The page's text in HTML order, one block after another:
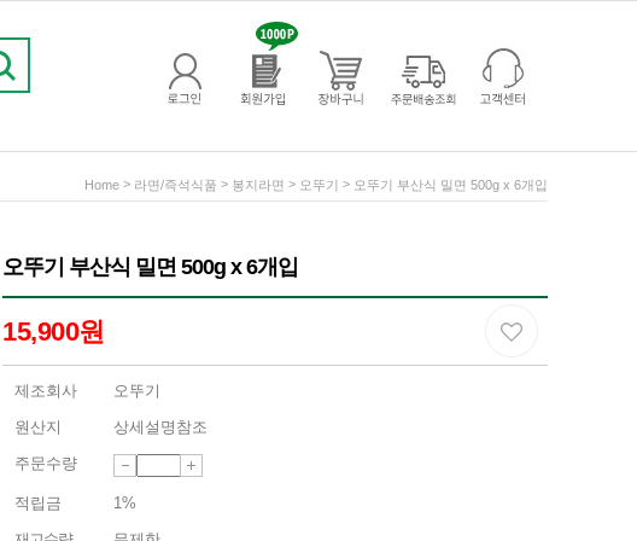
Home > 라면/즉석식품 > 봉지라면 > 오뚜기 > 오뚜기 부산식 밀면 500g x 6개입
오뚜기 부산식 밀면 500g x 6개입
15,900원
제조회사
오뚜기
원산지
상세설명참조
주문수량
적립금
1%